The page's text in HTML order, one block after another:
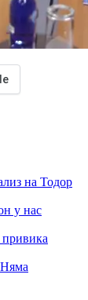
на Тодор
у нас